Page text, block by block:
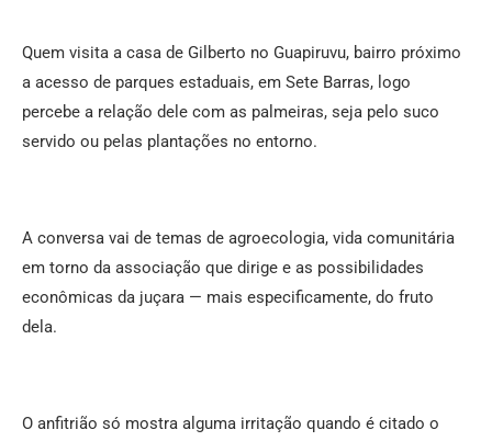
Quem visita a casa de Gilberto no Guapiruvu, bairro próximo
a acesso de parques estaduais, em Sete Barras, logo
percebe a relação dele com as palmeiras, seja pelo suco
servido ou pelas plantações no entorno.
A conversa vai de temas de agroecologia, vida comunitária
em torno da associação que dirige e as possibilidades
econômicas da juçara — mais especificamente, do fruto
dela.
O anfitrião só mostra alguma irritação quando é citado o